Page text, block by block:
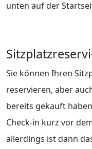
unten auf der
Sie können Ihren
reservieren, aber
bereits gekauft
Check-in kurz vor
allerdings ist dann